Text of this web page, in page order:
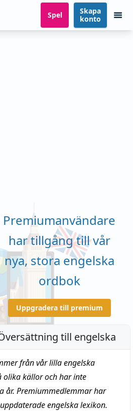
Spel
Skapa
konto
Premiumanvändare
har tillgång till vår
nya, stora engelska
ordbok
Uppgradera till premium
till engelska
från vår lilla engelska
olika källor och har inte
år. Premiummedlemmar har
engelska lexikon.